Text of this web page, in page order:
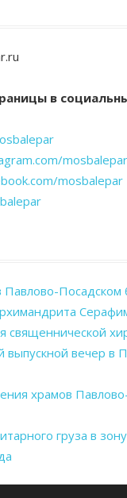
в
mosbalepar
mosbalepar
Посадском
священнической
вечер в
храмов
груза в